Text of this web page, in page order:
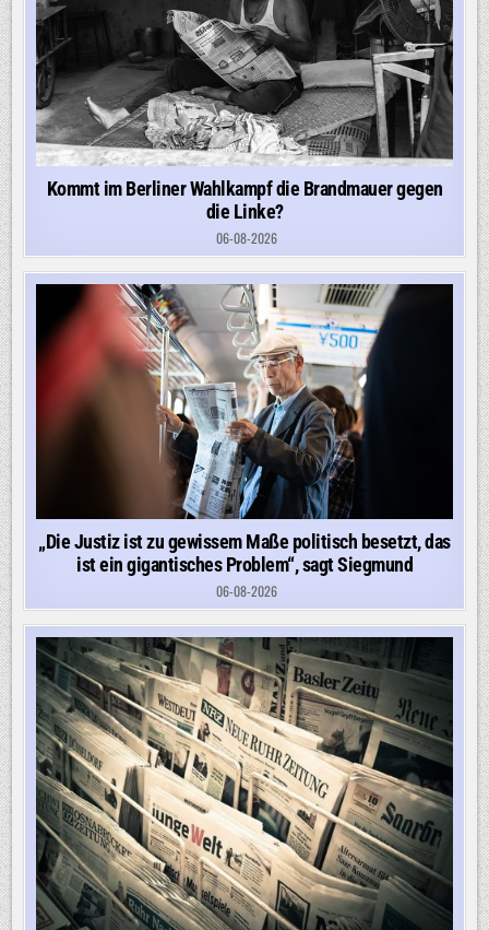
Kommt im Berliner Wahlkampf die Brandmauer gegen
die Linke?
06-08-2026
„Die Justiz ist zu gewissem Maße politisch besetzt, das
ist ein gigantisches Problem“, sagt Siegmund
06-08-2026